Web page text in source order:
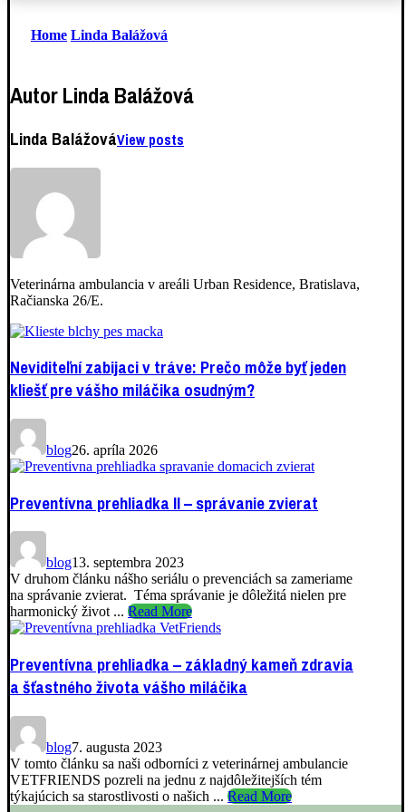
Home Linda Balážová
AutorLinda Balážová
Linda BalážováView posts
Veterinárna ambulancia v areáli Urban Residence, Bratislava,
Račianska 26/E.
Neviditeľní zabijaci v tráve: Prečo môže byť jeden
kliešť pre vášho miláčika osudným?
blog26. apríla 2026
Preventívna prehliadka II – správanie zvierat
blog13. septembra 2023
V druhom článku nášho seriálu o prevenciách sa zameriame
na správanie zvierat. Téma správanie je dôležitá nielen pre
harmonický život ... Read More
Preventívna prehliadka – základný kameň zdravia
a šťastného života vášho miláčika
blog7. augusta 2023
V tomto článku sa naši odborníci z veterinárnej ambulancie
VETFRIENDS pozreli na jednu z najdôležitejších tém
týkajúcich sa starostlivosti o našich ... Read More